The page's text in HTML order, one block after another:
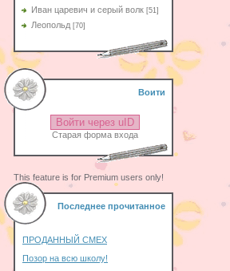
Иван царевич и серый волк [51]
Леопольд [70]
Воити
Войти через uID
Старая форма входа
This feature is for Premium users only!
Последнее прочитанное
ПРОДАННЫЙ СМЕХ
Позор на всю школу!